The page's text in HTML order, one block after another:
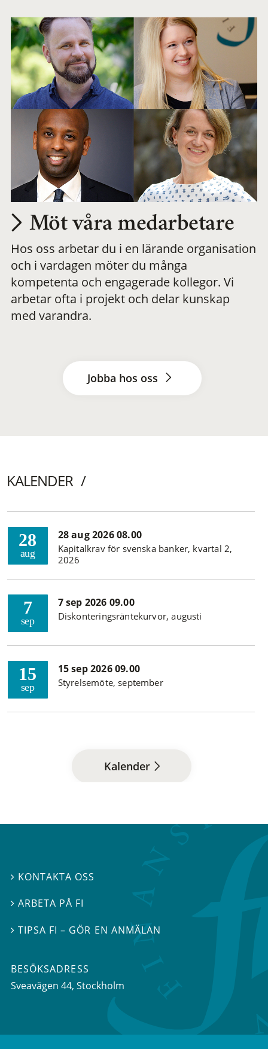
Möt våra medarbetare
Hos oss arbetar du i en lärande organisation
och i vardagen möter du många
kompetenta och engagerade kollegor. Vi
arbetar ofta i projekt och delar kunskap
med varandra.
Jobba hos oss
KALENDER
28
aug
28 aug 2026 08.00
Kapitalkrav för svenska banker, kvartal 2,
2026
7
sep
7 sep 2026 09.00
Diskonteringsräntekurvor, augusti
15
sep
15 sep 2026 09.00
Styrelsemöte, september
Kalender
 KONTAKTA OSS
ARBETA PÅ FI
TIPSA FI – GÖR EN ANMÄLAN
BESÖKSADRESS
Sveavägen 44, Stockholm